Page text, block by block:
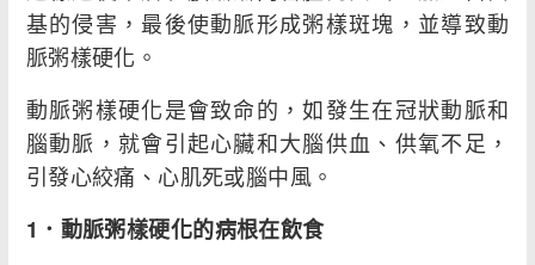
基的侵害，最後使動脈形成粥樣斑塊，並導致動
脈粥樣硬化。
動脈粥樣硬化是會致命的，如發生在冠狀動脈和
腦動脈，就會引起心臟和大腦供血、供氧不足，
引發心絞痛、心肌死或腦中風。
1 ．動脈粥樣硬化的病根在飲食